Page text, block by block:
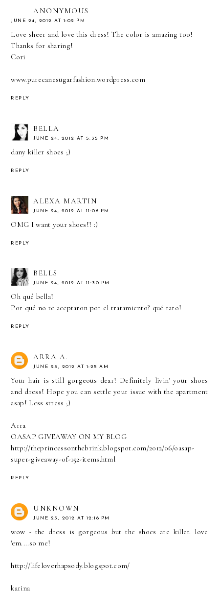
ANONYMOUS
JUNE 24, 2012 AT 1:02 PM
Love sheer and love this dress! The color is amazing too!
Thanks for sharing!
Cori
www.purecanesugarfashion.wordpress.com
REPLY
BELLA
JUNE 24, 2012 AT 5:35 PM
dany killer shoes ;)
REPLY
ALEXA MARTIN
JUNE 24, 2012 AT 11:06 PM
OMG I want your shoes!! :)
REPLY
BELLS
JUNE 24, 2012 AT 11:30 PM
Oh qué bella!
Por qué no te aceptaron por el tratamiento? qué raro!
REPLY
ARRA A.
JUNE 25, 2012 AT 1:25 AM
Your hair is still gorgeous dear! Definitely livin' your shoes
and dress! Hope you can settle your issue with the apartment
asap! Less stress ;)
Arra
OASAP GIVEAWAY ON MY BLOG
http://theprincessonthebrink.blogspot.com/2012/06/oasap-
super-giveaway-of-152-items.html
REPLY
UNKNOWN
JUNE 25, 2012 AT 12:16 PM
wow - the dress is gorgeous but the shoes are killer. love
'em....so me!
http://lifeloverhapsody.blogspot.com/
karina